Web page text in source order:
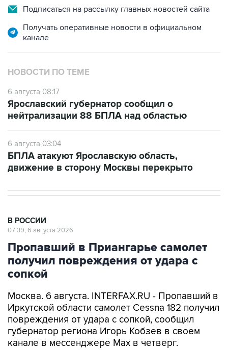
Подписаться на рассылку главных новостей сайта
Получать оперативные новости в официальном
канале
НОВОСТИ ПО ТЕМЕ
6 августа 08:17
Ярославский губернатор сообщил о
нейтрализации 88 БПЛА над областью
6 августа 03:04
БПЛА атакуют Ярославскую область,
движение в сторону Москвы перекрыто
В РОССИИ
07:39, 6 августа 2026
Пропавший в Приангарье самолет
получил повреждения от удара с
сопкой
Москва. 6 августа. INTERFAX.RU - Пропавший в
Иркутской области самолет Cessna 182 получил
повреждения от удара с сопкой, сообщил
губернатор региона Игорь Кобзев в своем
канале в мессенджере Мах в четверг.